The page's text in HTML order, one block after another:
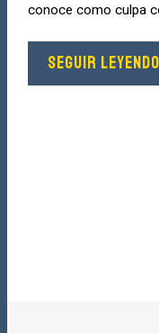
conoce como culpa
SEGUIR LEYENDO